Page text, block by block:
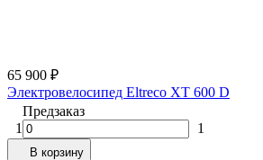
65 900 ₽
Электровелосипед Eltreco XT 600 D
Предзаказ
1
1
В корзину